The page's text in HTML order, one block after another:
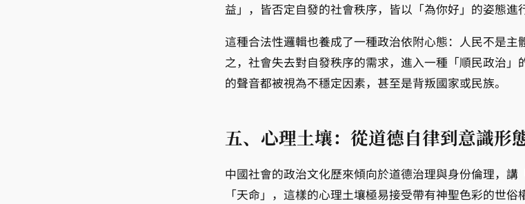
益」，皆否定自發的社會秩序，皆以「為你好」的姿態進
這種合法性邏輯也養成了一種政治依附心態：人民不是主
之，社會失去對自發秩序的需求，進入一種「順民政治」
的聲音都被視為不穩定因素，甚至是背叛國家或民族。
五、心理土壤：從道德自律到意識形
中國社會的政治文化歷來傾向於道德治理與身份倫理，講
「天命」，這樣的心理土壤極易接受帶有神聖色彩的世